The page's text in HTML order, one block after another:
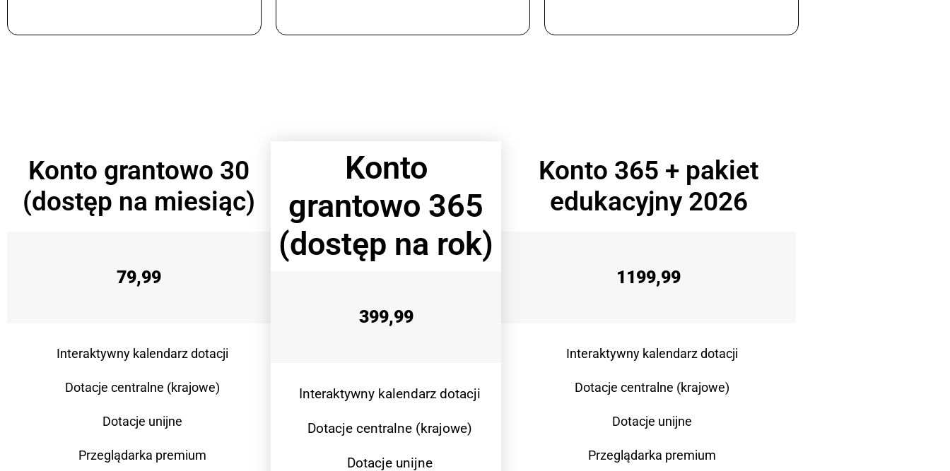
Konto grantowo 30
(dostęp na miesiąc)
79,99
Interaktywny kalendarz dotacji
Dotacje centralne (krajowe)
Dotacje unijne
Przeglądarka premium
Konto
grantowo 365
(dostęp na rok)
399,99
Interaktywny kalendarz dotacji
Dotacje centralne (krajowe)
Dotacje unijne
Konto 365 + pakiet
edukacyjny 2026
1199,99
Interaktywny kalendarz dotacji
Dotacje centralne (krajowe)
Dotacje unijne
Przeglądarka premium